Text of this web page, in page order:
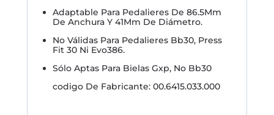
Adaptable Para Pedalieres De 86.5Mm
De Anchura Y 41Mm De Diámetro.
No Válidas Para Pedalieres Bb30, Press
Fit 30 Ni Evo386.
Sólo Aptas Para Bielas Gxp, No Bb30
codigo De Fabricante: 00.6415.033.000